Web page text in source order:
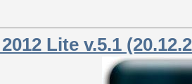
Lite v.5.1